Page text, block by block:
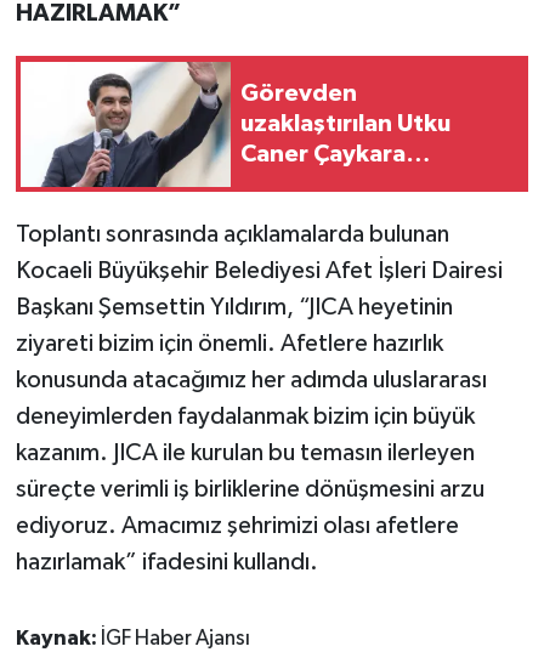
HAZIRLAMAK”
Görevden
uzaklaştırılan Utku
Caner Çaykara
Toplantı sonrasında açıklamalarda bulunan
Kocaeli Büyükşehir Belediyesi Afet İşleri Dairesi
Başkanı Şemsettin Yıldırım, “JICA heyetinin
ziyareti bizim için önemli. Afetlere hazırlık
konusunda atacağımız her adımda uluslararası
deneyimlerden faydalanmak bizim için büyük
kazanım. JICA ile kurulan bu temasın ilerleyen
süreçte verimli iş birliklerine dönüşmesini arzu
ediyoruz. Amacımız şehrimizi olası afetlere
hazırlamak” ifadesini kullandı.
Kaynak: İGF Haber Ajansı